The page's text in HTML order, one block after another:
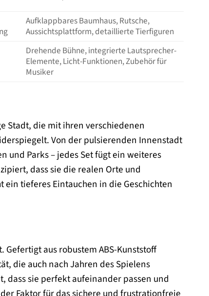
Aufklappbares Baumhaus, Rutsche,
Aussichtsplattform, detaillierte Tierfiguren
Drehende Bühne, integrierte Lautsprecher-
Elemente, Licht-Funktionen, Zubehör für
Musiker
Stadt, die mit ihren verschiedenen
Von der pulsierenden Innenstadt
und Parks – jedes Set fügt ein weiteres
dass sie die realen Orte und
tieferes Eintauchen in die Geschichten
aus robustem ABS-Kunststoff
die auch nach Jahren des Spielens
dass sie perfekt aufeinander passen und